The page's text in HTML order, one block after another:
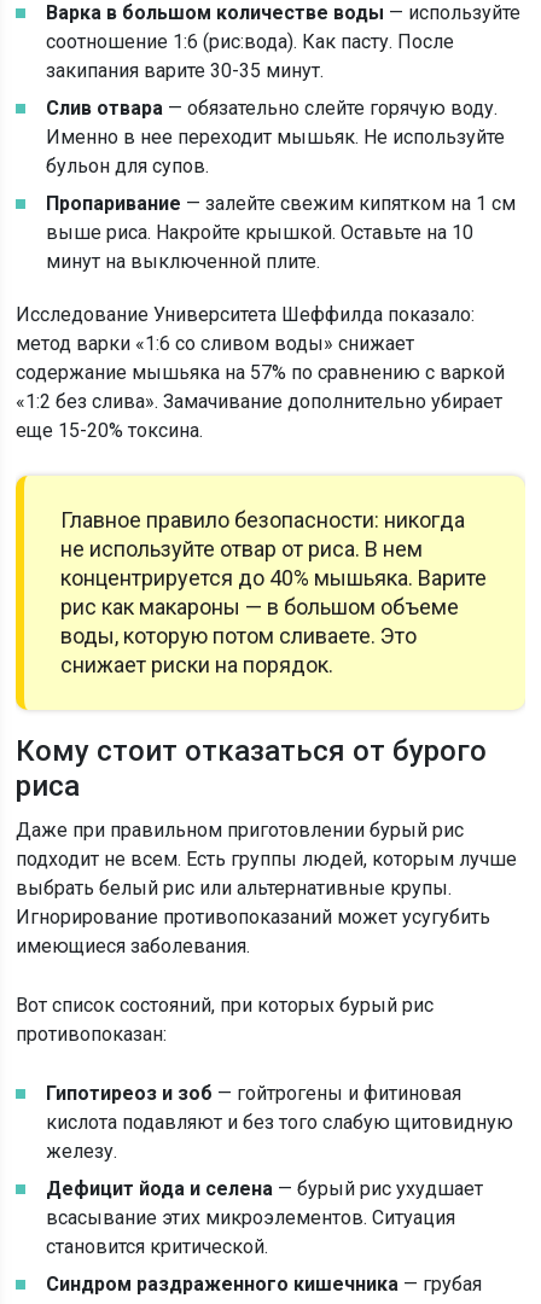
Варка в большом количестве воды — используйте
соотношение 1:6 (рис:вода). Как пасту. После
закипания варите 30-35 минут.
Слив отвара — обязательно слейте горячую воду.
Именно в нее переходит мышьяк. Не используйте
бульон для супов.
Пропаривание — залейте свежим кипятком на 1 см
выше риса. Накройте крышкой. Оставьте на 10
минут на выключенной плите.
Исследование Университета Шеффилда показало:
метод варки «1:6 со сливом воды» снижает
содержание мышьяка на 57% по сравнению с варкой
«1:2 без слива». Замачивание дополнительно убирает
еще 15-20% токсина.
Главное правило безопасности: никогда
не используйте отвар от риса. В нем
концентрируется до 40% мышьяка. Варите
рис как макароны — в большом объеме
воды, которую потом сливаете. Это
снижает риски на порядок.
Кому стоит отказаться от бурого
риса
Даже при правильном приготовлении бурый рис
подходит не всем. Есть группы людей, которым лучше
выбрать белый рис или альтернативные крупы.
Игнорирование противопоказаний может усугубить
имеющиеся заболевания.
Вот список состояний, при которых бурый рис
противопоказан:
Гипотиреоз и зоб — гойтрогены и фитиновая
кислота подавляют и без того слабую щитовидную
железу.
Дефицит йода и селена — бурый рис ухудшает
всасывание этих микроэлементов. Ситуация
становится критической.
Синдром раздраженного кишечника — грубая